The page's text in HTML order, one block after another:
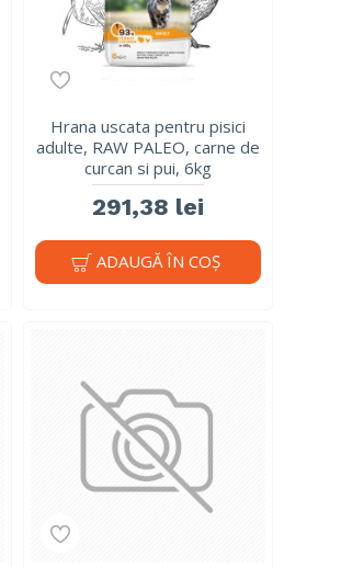
Hrana uscata pentru pisici
adulte, RAW PALEO, carne de
curcan si pui, 6kg
291,38 lei
ADAUGĂ ÎN COŞ